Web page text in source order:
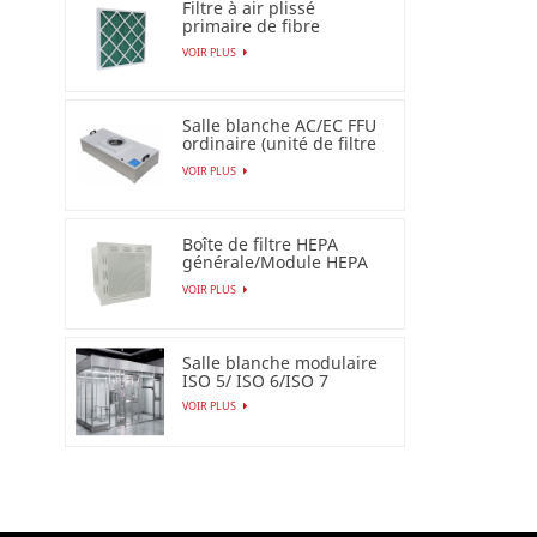
Filtre à air plissé
primaire de fibre
synthétique pour
industriel
VOIR PLUS
Salle blanche AC/EC FFU
ordinaire (unité de filtre
de ventilateur)
VOIR PLUS
Boîte de filtre HEPA
générale/Module HEPA
terminal
VOIR PLUS
Salle blanche modulaire
ISO 5/ ISO 6/ISO 7
VOIR PLUS